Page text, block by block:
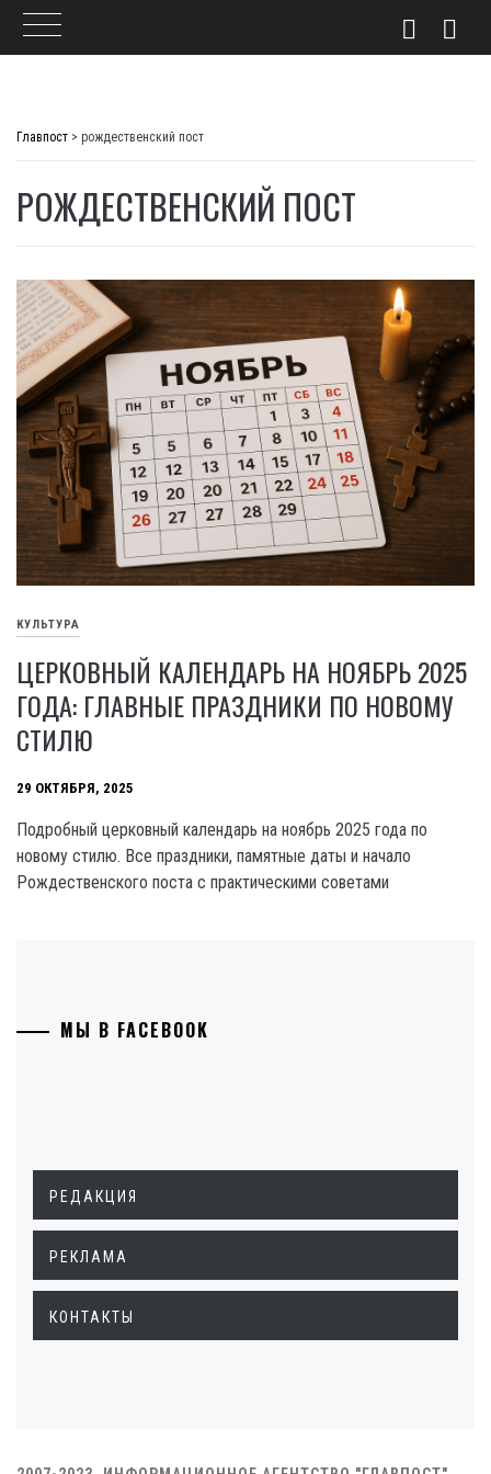
Главпост > рождественский пост
РОЖДЕСТВЕНСКИЙ ПОСТ
КУЛЬТУРА
ЦЕРКОВНЫЙ КАЛЕНДАРЬ НА НОЯБРЬ 2025
ГОДА: ГЛАВНЫЕ ПРАЗДНИКИ ПО НОВОМУ
СТИЛЮ
29 ОКТЯБРЯ, 2025
Подробный церковный календарь на ноябрь 2025 года по
новому стилю. Все праздники, памятные даты и начало
Рождественского поста с практическими советами
МЫ В FACEBOOK
РЕДАКЦИЯ
РЕКЛАМА
КОНТАКТЫ